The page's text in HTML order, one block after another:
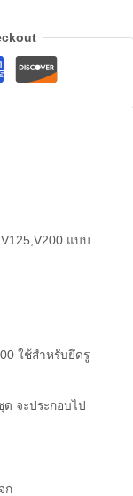
แบบ
ใช้สำหรับยึดรู
จะประกอบไป
ก